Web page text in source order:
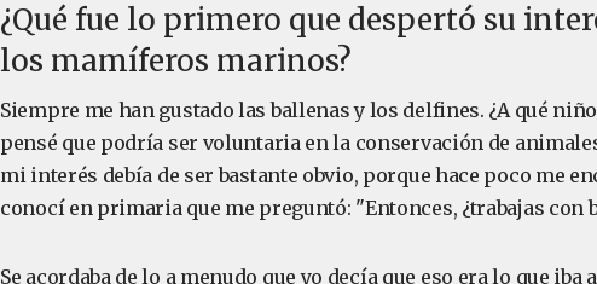
¿Qué fue lo primero que despertó su
los mamíferos marinos?
Siempre me han gustado las ballenas y los delfines. ¿A qué
pensé que podría ser voluntaria en la conservación de
mi interés debía de ser bastante obvio, porque hace poco me
conocí en primaria que me preguntó: "Entonces, ¿trabajas con
Se acordaba de lo a menudo que yo decía que eso era lo que iba